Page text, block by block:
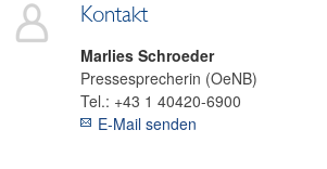
Kontakt
Marlies Schroeder
Pressesprecherin (OeNB)
Tel.: +43 1 40420-6900
E-Mail senden